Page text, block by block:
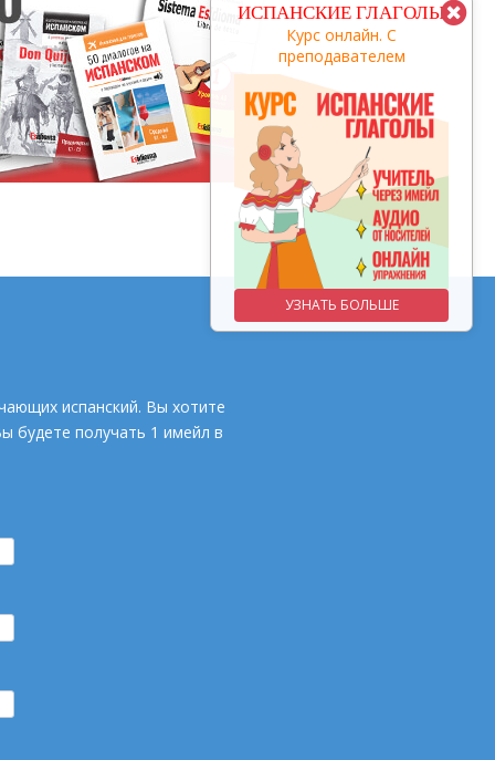
КУРС С
заговори за 3 месяца
ИСПАНСКИЕ ГЛАГОЛЫ
Курс онлайн. С
преподавателем
УЗНАТЬ БОЛЬШЕ
испанский. Вы хотите
будете получать 1 имейл в